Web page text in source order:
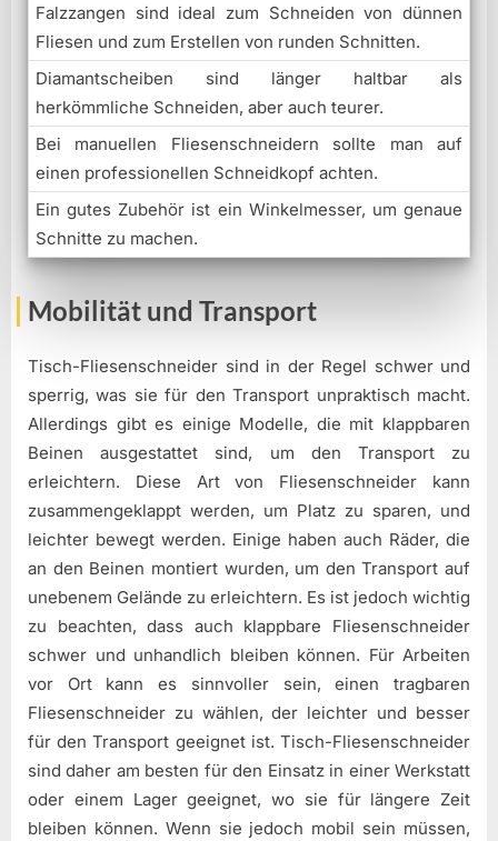
Falzzangen sind ideal zum Schneiden von dünnen
Fliesen und zum Erstellen von runden Schnitten.
Diamantscheiben sind länger haltbar als
herkömmliche Schneiden, aber auch teurer.
Bei manuellen Fliesenschneidern sollte man auf
einen professionellen Schneidkopf achten.
Ein gutes Zubehör ist ein Winkelmesser, um genaue
Schnitte zu machen.
Mobilität und Transport
Tisch-Fliesenschneider sind in der Regel schwer und
sperrig, was sie für den Transport unpraktisch macht.
Allerdings gibt es einige Modelle, die mit klappbaren
Beinen ausgestattet sind, um den Transport zu
erleichtern. Diese Art von Fliesenschneider kann
zusammengeklappt werden, um Platz zu sparen, und
leichter bewegt werden. Einige haben auch Räder, die
an den Beinen montiert wurden, um den Transport auf
unebenem Gelände zu erleichtern. Es ist jedoch wichtig
zu beachten, dass auch klappbare Fliesenschneider
schwer und unhandlich bleiben können. Für Arbeiten
vor Ort kann es sinnvoller sein, einen tragbaren
Fliesenschneider zu wählen, der leichter und besser
für den Transport geeignet ist. Tisch-Fliesenschneider
sind daher am besten für den Einsatz in einer Werkstatt
oder einem Lager geeignet, wo sie für längere Zeit
bleiben können. Wenn sie jedoch mobil sein müssen,